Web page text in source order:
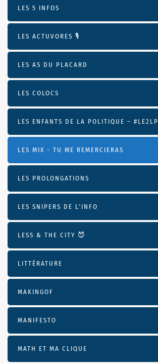
LES 5 INFOS
LES ACTUVORES 🎙
LES AS DU PLACARD
LES COLOCS
LES ENFANTS DE LA POLITIQUE – #LE2LP
LES MIX - TU ME REMERCIERAS
LES PROLONGATIONS
LES SNIPERS DE L’INFO
LESS & THE CITY 😈
LITTÉRATURE
MAKINGOF
MANIFESTO
MATH ET MA CLIQUE